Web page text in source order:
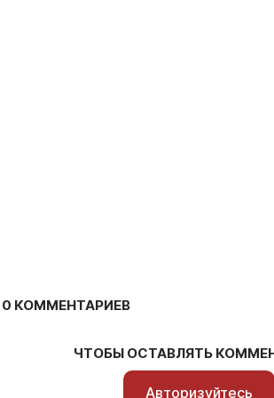
0 КОММЕНТАРИЕВ
ЧТОБЫ ОСТАВЛЯТЬ
Авторизуйтесь